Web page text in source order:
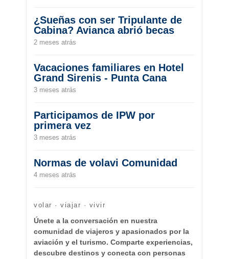
¿Sueñas con ser Tripulante de
Cabina? Avianca abrió becas
2 meses atrás
Vacaciones familiares en Hotel
Grand Sirenis - Punta Cana
3 meses atrás
Participamos de IPW por
primera vez
3 meses atrás
Normas de volavi Comunidad
4 meses atrás
volar · viajar · vivir
Únete a la conversación en nuestra
comunidad de viajeros y apasionados por la
aviación y el turismo. Comparte experiencias,
descubre destinos y conecta con personas